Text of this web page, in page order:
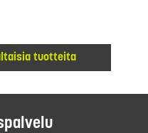
tuotteita